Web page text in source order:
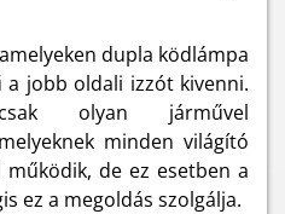
dupla ködlámpa
a jobb oldali izzót kivenni.
olyan járművel
minden világító
működik, de ez esetben a
ez a megoldás szolgálja.